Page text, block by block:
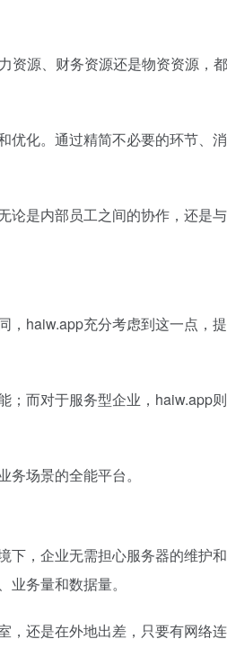
源、财务资源还是物资资源，
化。通过精简不必要的环节、
是内部员工之间的协作，还是
haiw.app充分考虑到这一点，
而对于服务型企业，haiw.app
场景的全能平台。
，企业无需担心服务器的维护
务量和数据量。
还是在外地出差，只要有网络